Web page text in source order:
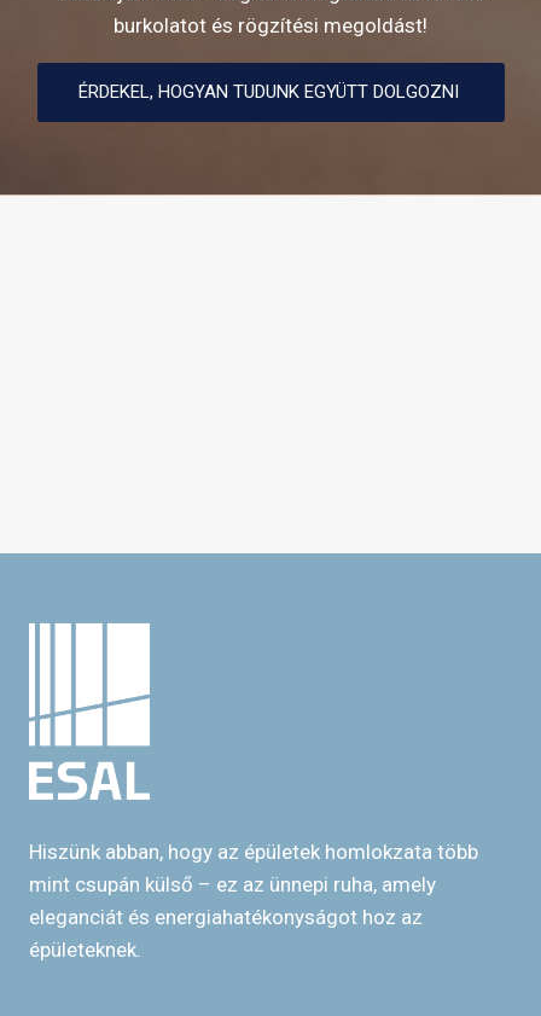
burkolatot és rögzítési megoldást!
ÉRDEKEL, HOGYAN TUDUNK EGYÜTT DOLGOZNI
Hiszünk abban, hogy az épületek homlokzata több
mint csupán külső – ez az ünnepi ruha, amely
eleganciát és energiahatékonyságot hoz az
épületeknek.